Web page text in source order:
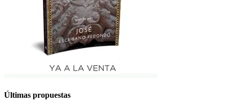
Últimas propuestas